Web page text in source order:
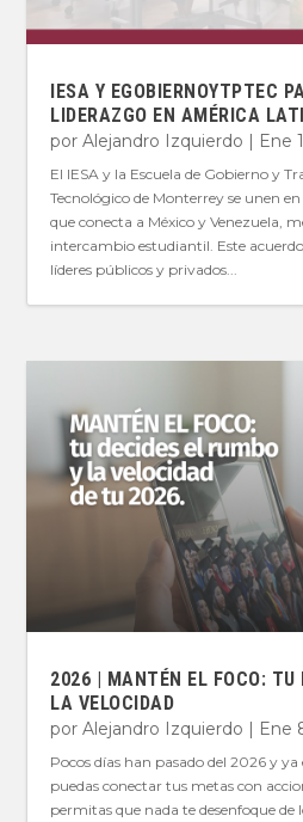
IESA Y EGOBIERNOYTPTEC
LIDERAZGO EN AMÉRICA
porAlejandro Izquierdo | Ene
El IESA y la Escuela de Gobierno y
Tecnológico de Monterrey se unen
que conecta a México y Venezuela,
intercambio estudiantil. Este
líderes públicos y privados...
2026 | MANTÉN EL FOCO: TU
LA VELOCIDAD
porAlejandro Izquierdo | Ene
Pocos días han pasado del 2026 y
puedas conectar tus metas con
permitas que nada te desenfoque de